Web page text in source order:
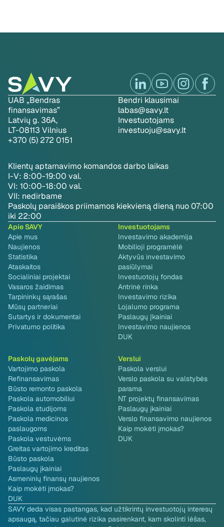
UAB „Bendras
finansavimas”
Latvių g. 36A,
LT-08113 Vilnius
+370 (5) 272 0151
Bendri klausimai
labas@savy.lt
Investuotojams
investuoju@savy.lt
Klientų aptarnavimo komandos darbo laikas
I-V: 8:00-19:00 val.
VI: 10:00-18:00 val.
VII: nedirbame
Paskolų paraiškos priimamos kiekvieną dieną nuo 07:00
iki 22:00
Apie SAVY
Apie mus
Naujienos
Statistika
Ataskaitos
Socialiniai projektai
Vasaros žaidimas
Tarpininkų sąrašas
Mūsų partneriai
Sutartys ir dokumentai
Privatumo politika
Investuotojams
Investavimo akademija
Mobilioji programėlė
Aktyvūs investavimo
pasiūlymai
Investuotojų fondas
Antrinė rinka
Investavimo rizika
Lojalumo programa
Paslaugų Įkainiai
Investavimo naujienos
DUK
Paskolų gavėjams
Vartojimo paskola
Refinansavimas
Būsto remonto paskola
Paskola automobiliui
Paskola studijoms
Paskola medicinos
paslaugoms
Paskola vestuvėms
Greitas vartojimo kreditas
Būsto paskola
Paslaugų įkainiai
Asmeninių finansų naujienos
Kaip mokėti įmokas?
DUK
Verslui
Paskola verslui
Verslo paskola su valstybės
parama
NT projektų finansavimas
Paslaugų įkainiai
Verslo finansavimo naujienos
Kaip mokėti įmokas?
DUK
SAVY deda visas pastangas, kad užtikrintų investuotojų interesų
apsaugą, tačiau galutinė rizika pasirenkant, kam skolinti lėšas,